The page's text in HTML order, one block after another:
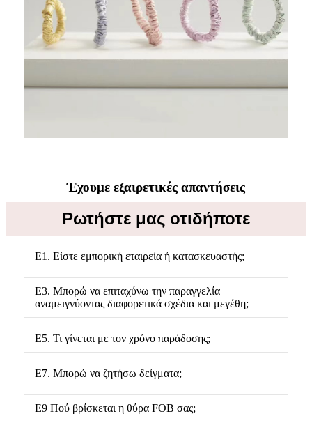
Έχουμε εξαιρετικές απαντήσεις
Ρωτήστε μας οτιδήποτε
Ε1. Είστε εμπορική εταιρεία ή κατασκευαστής;
Ε3. Μπορώ να επιταχύνω την παραγγελία
αναμειγνύοντας διαφορετικά σχέδια και μεγέθη;
Ε5. Τι γίνεται με τον χρόνο παράδοσης;
Ε7. Μπορώ να ζητήσω δείγματα;
Ε9 Πού βρίσκεται η θύρα FOB σας;